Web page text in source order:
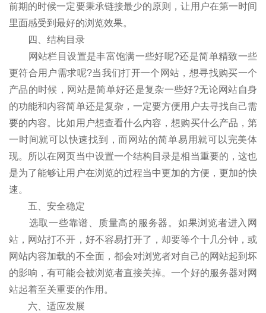
前期的时候一定要秉承链接最少的原则，让用户在第一时间
里面感受到最好的浏览效果。
四、结构目录
网站栏目设置是丰富饱满一些好呢?还是简单精致一些
更符合用户需求呢?当我们打开一个网站，想寻找购买一个
产品的时候，网站是简单好还是复杂一些好?无论网站自身
的功能和内容简单还是复杂，一定要方便用户去寻找自己需
要的内容。比如用户想查看什么内容，想购买什么产品，第
一时间就可以快速找到，而网站的简单易用就可以完美体
现。所以在网页当中设置一个结构目录是相当重要的，这也
是为了能够让用户在浏览的过程当中更加的方便，更加的快
速。
五、安全稳定
选取一些靠谱、质量高的服务器。如果浏览者进入网
站，网站打不开，好不容易打开了，却要等个十几分钟，或
网站内容加载的不全面，都会对浏览者对自己的网站起到坏
的影响，有可能会被浏览者直接关掉。一个好的服务器对网
站起着至关重要的作用。
六、适应发展